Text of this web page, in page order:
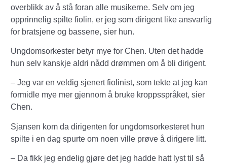
overblikk av å stå foran alle musikerne. Selv om jeg
opprinnelig spilte fiolin, er jeg som dirigent like ansvarlig
for bratsjene og bassene, sier hun.
Ungdomsorkester betyr mye for Chen. Uten det hadde
hun selv kanskje aldri nådd drømmen om å bli dirigent.
– Jeg var en veldig sjenert fiolinist, som tekte at jeg kan
formidle mye mer gjennom å bruke kroppsspråket, sier
Chen.
Sjansen kom da dirigenten for ungdomsorkesteret hun
spilte i en dag spurte om noen ville prøve å dirigere litt.
– Da fikk jeg endelig gjøre det jeg hadde hatt lyst til så